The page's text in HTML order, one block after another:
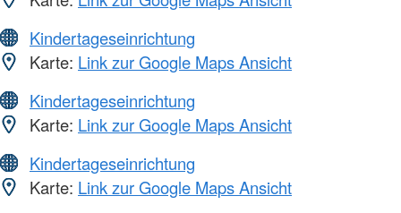
Kindertageseinrichtung
Karte: Link zur Google Maps Ansicht
Kindertageseinrichtung
Karte: Link zur Google Maps Ansicht
Kindertageseinrichtung
Karte: Link zur Google Maps Ansicht